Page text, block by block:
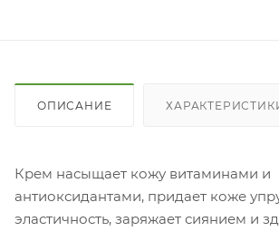
ОПИСАНИЕ
Крем насыщает кожу витаминами и
антиоксидантами, придает коже
эластичность, заряжает сиянием и